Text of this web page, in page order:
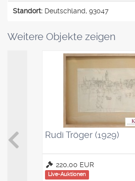
Standort: Deutschland, 93047
Weitere Objekte zeigen
Rudi Tröger (1929)
220,00 EUR
Live-Auktionen